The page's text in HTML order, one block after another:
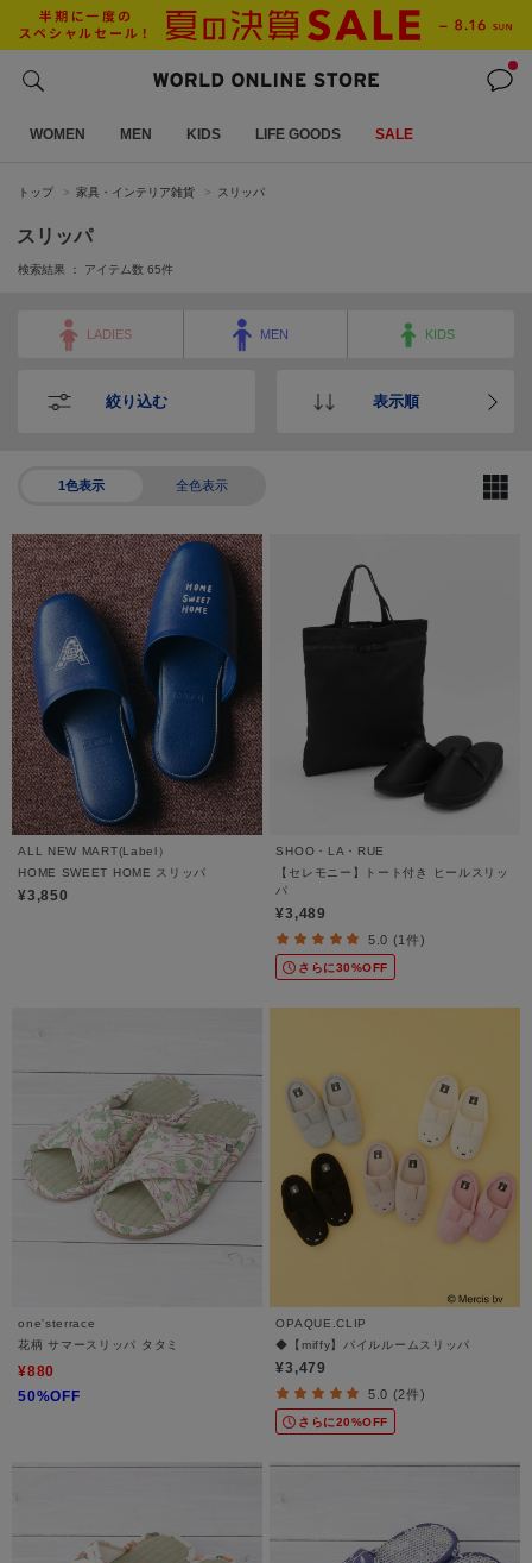
WOMEN MEN KIDS LIFE GOODS SALE
トップ 家具・インテリア雑貨 スリッパ
スリッパ
検索結果 ： アイテム数 65件
LADIES MEN KIDS
絞り込む 表示順
1色表示 全色表示
ALL NEW MART(Label）
HOME SWEET HOME スリッパ
¥3,850
SHOO・LA・RUE
【セレモニー】トート付き ヒールスリッ
パ
¥3,489
5.0 (1件)
さらに30%OFF
one'sterrace
花柄 サマースリッパ タタミ
¥880
50%OFF
OPAQUE.CLIP
◆【miffy】パイルルームスリッパ
¥3,479
5.0 (2件)
さらに20%OFF